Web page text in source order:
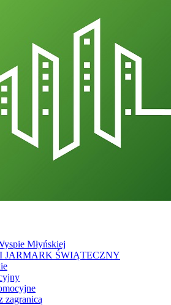
Młyńskiej
JARMARK ŚWIĄTECZNY
zagranicą